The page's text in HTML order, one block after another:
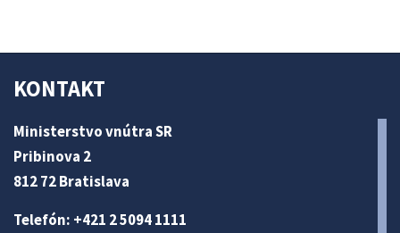
KONTAKT
Ministerstvo vnútra SR
Pribinova 2
812 72 Bratislava
Telefón: +421 2 5094 1111